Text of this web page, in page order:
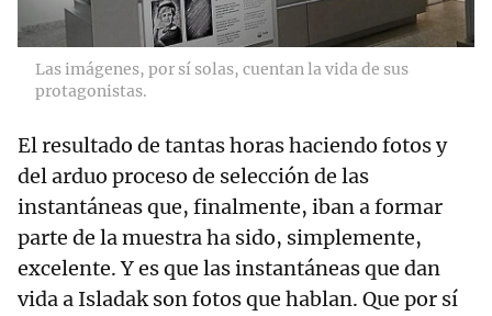
Las imágenes, por sí solas, cuentan la vida de sus
protagonistas.
El resultado de tantas horas haciendo fotos y
del arduo proceso de selección de las
instantáneas que, finalmente, iban a formar
parte de la muestra ha sido, simplemente,
excelente. Y es que las instantáneas que dan
vida a Isladak son fotos que hablan. Que por sí